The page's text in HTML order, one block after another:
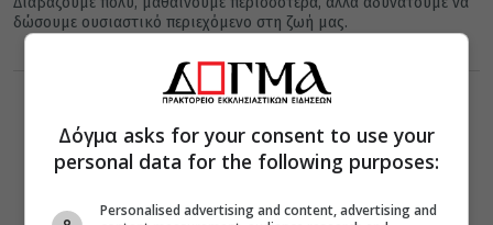
δώσουμε ουσιαστικό περιεχόμενο στη ζωή μας.
Δόγμα asks for your consent to use your
personal data for the following purposes:
Personalised advertising and content, advertising and